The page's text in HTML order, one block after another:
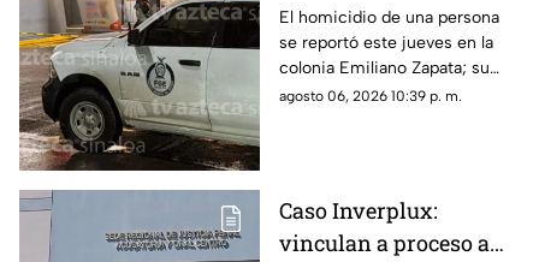
as3sin4do en tienda de
conveniencia al sur de
Culiacán
El homicidio de una persona
se reportó este jueves en la
colonia Emiliano Zapata; su
cuerpo quedó justo en la
agosto 06, 2026 10:39 p. m.
Caso Inverplux:
vinculan a proceso a